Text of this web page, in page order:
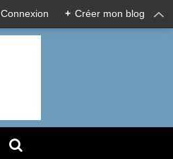
Connexion + Créer mon blog